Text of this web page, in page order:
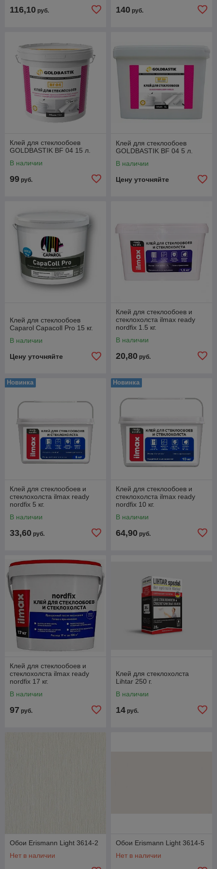
116,10 руб. 140 руб.
Клей для стеклообоев
GOLDBASTIK BF 04 15 л.
В наличии
99 руб.
Клей для стеклообоев
GOLDBASTIK BF 04 5 л.
В наличии
Цену уточняйте
Клей для стеклообоев
Caparol Capacoll Pro 15 кг.
В наличии
Цену уточняйте
Клей для стеклообоев и
стеклохолста ilmax ready
nordfix 1.5 кг.
В наличии
20,80 руб.
Новинка
Клей для стеклообоев и
стеклохолста ilmax ready
nordfix 5 кг.
В наличии
33,60 руб.
Новинка
Клей для стеклообоев и
стеклохолста ilmax ready
nordfix 10 кг.
В наличии
64,90 руб.
Клей для стеклообоев и
стеклохолста ilmax ready
nordfix 17 кг.
В наличии
97 руб.
Клей для стеклохолста
Lihtar 250 г.
В наличии
14 руб.
Обои Erismann Light 3614-2
Нет в наличии
Обои Erismann Light 3614-5
Нет в наличии